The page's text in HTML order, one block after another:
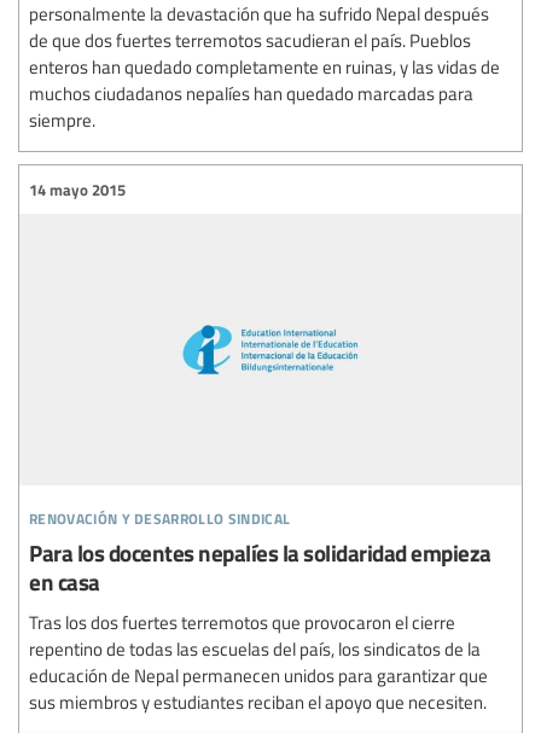
personalmente la devastación que ha sufrido Nepal después
de que dos fuertes terremotos sacudieran el país. Pueblos
enteros han quedado completamente en ruinas, y las vidas de
muchos ciudadanos nepalíes han quedado marcadas para
siempre.
renovación y desarrollo sindical
14 mayo 2015
Para los docentes nepalíes la solidaridad empieza
en casa
Tras los dos fuertes terremotos que provocaron el cierre
repentino de todas las escuelas del país, los sindicatos de la
educación de Nepal permanecen unidos para garantizar que
sus miembros y estudiantes reciban el apoyo que necesiten.